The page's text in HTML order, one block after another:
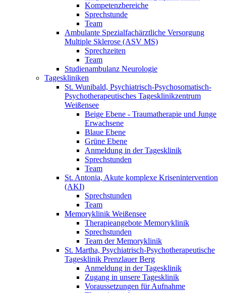
Kompetenzbereiche
Sprechstunde
Team
Ambulante Spezialfachärztliche Versorgung
Multiple Sklerose (ASV MS)
Sprechzeiten
Team
Studienambulanz Neurologie
Tageskliniken
St. Wunibald, Psychiatrisch-Psychosomatisch-
Psychotherapeutisches Tagesklinikzentrum
Weißensee
Beige Ebene - Traumatherapie und Junge
Erwachsene
Blaue Ebene
Grüne Ebene
Anmeldung in der Tagesklinik
Sprechstunden
Team
St. Antonia, Akute komplexe Krisenintervention
(AKI)
Sprechstunden
Team
Memoryklinik Weißensee
Therapieangebote Memoryklinik
Sprechstunden
Team der Memoryklinik
St. Martha, Psychiatrisch-Psychotherapeutische
Tagesklinik Prenzlauer Berg
Anmeldung in der Tagesklinik
Zugang in unsere Tagesklinik
Voraussetzungen für Aufnahme